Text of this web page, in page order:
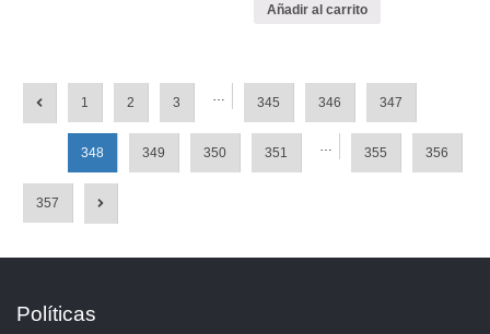
Añadir al carrito
1 2 3 … 345 346 347
348 349 350 351 … 355 356
357
Políticas